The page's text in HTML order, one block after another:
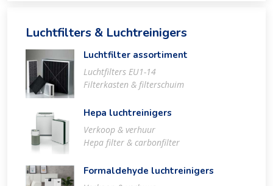
Luchtfilters & Luchtreinigers
Luchtfilter assortiment
Luchtfilters EU1-14
Filterkasten & filterschuim
Hepa luchtreinigers
Verkoop & verhuur
Hepa filter & carbonfilter
Formaldehyde luchtreinigers